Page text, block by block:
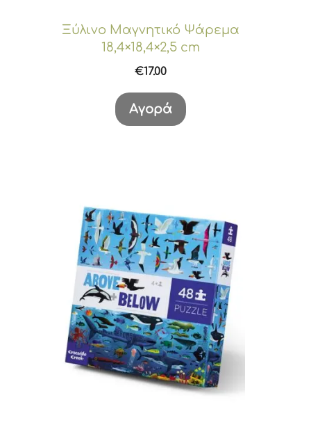
Ξύλινο Μαγνητικό Ψάρεμα
18,4×18,4×2,5 cm
€17.00
Αγορά